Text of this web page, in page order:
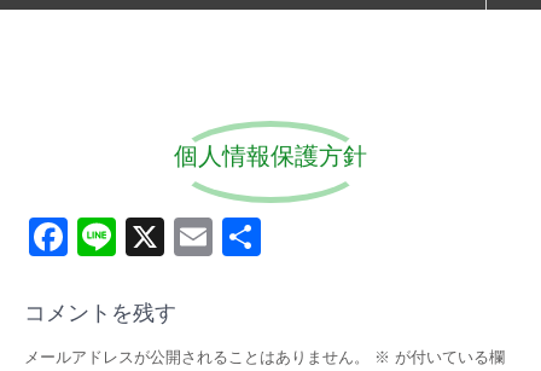
個人情報保護方針
Facebook
Line
X Email
コメントを残す
メールアドレスが公開されることはありません。 ※ が付いている欄